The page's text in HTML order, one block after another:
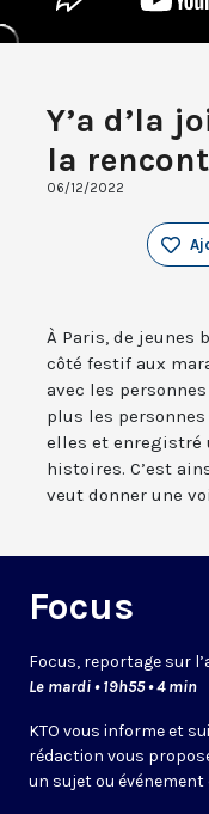
Y’a d’la
la
06/12/2022
À Paris, de jeunes
côté festif aux
avec les
plus les
elles et enregistré
histoires. C’est
veut donner une
Focus
Focus, reportage sur
Le mardi • 19h55 • 4 min
KTO vous informe et
rédaction vous
un sujet ou événement